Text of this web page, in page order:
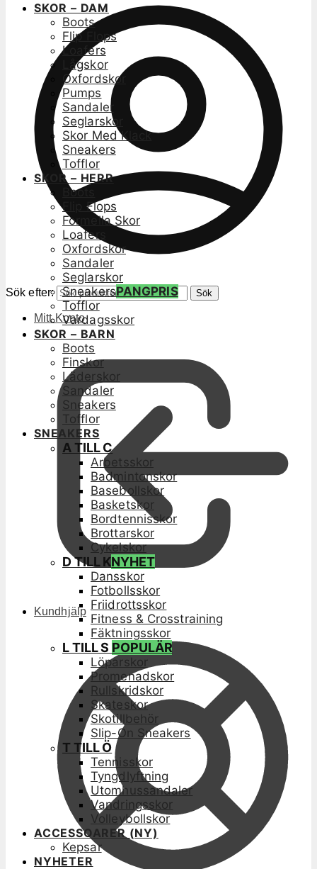
Sök efter: Sök
Mitt Konto
Kundhjälp
SKOR – DAM
Boots
Flip Flops
Loafers
Lågskor
Oxfordskor
Pumps
Sandaler
Seglarskor
Skor Med Klack
Sneakers
Tofflor
SKOR – HERR
Boots
Flip Flops
Formella Skor
Loafers
Oxfordskor
Sandaler
Seglarskor
SneakersPANGPRIS
Tofflor
Vardagsskor
SKOR – BARN
Boots
Finskor
Läderskor
Sandaler
Sneakers
Tofflor
SNEAKERS
A TILL C
Arbetsskor
Badmintonskor
Basebollskor
Basketskor
Bordtennisskor
Brottarskor
Cykelskor
D TILL KNYHET
Dansskor
Fotbollsskor
Friidrottsskor
Fitness & Crosstraining
Fäktningsskor
L TILL S POPULÄR
Löparskor
Promenadskor
Rullskridskor
Skateskor
Skotillbehör
Slip-On Sneakers
T TILL Ö
Tennisskor
Tyngdlyftning
Utomhussandaler
Vandringsskor
Volleybollskor
ACCESSOARER (NY)
Kepsar
NYHETER